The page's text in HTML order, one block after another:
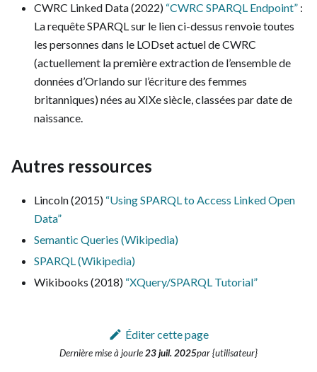
CWRC Linked Data (2022) “CWRC SPARQL Endpoint” :
La requête SPARQL sur le lien ci-dessus renvoie toutes
les personnes dans le LODset actuel de CWRC
(actuellement la première extraction de l’ensemble de
données d’Orlando sur l’écriture des femmes
britanniques) nées au XIXe siècle, classées par date de
naissance.
Autres ressources
Lincoln (2015) “Using SPARQL to Access Linked Open
Data”
Semantic Queries (Wikipedia)
SPARQL (Wikipedia)
Wikibooks (2018) “XQuery/SPARQL Tutorial”
Éditer cette page
Dernière mise à jourle23 juil. 2025par {utilisateur}